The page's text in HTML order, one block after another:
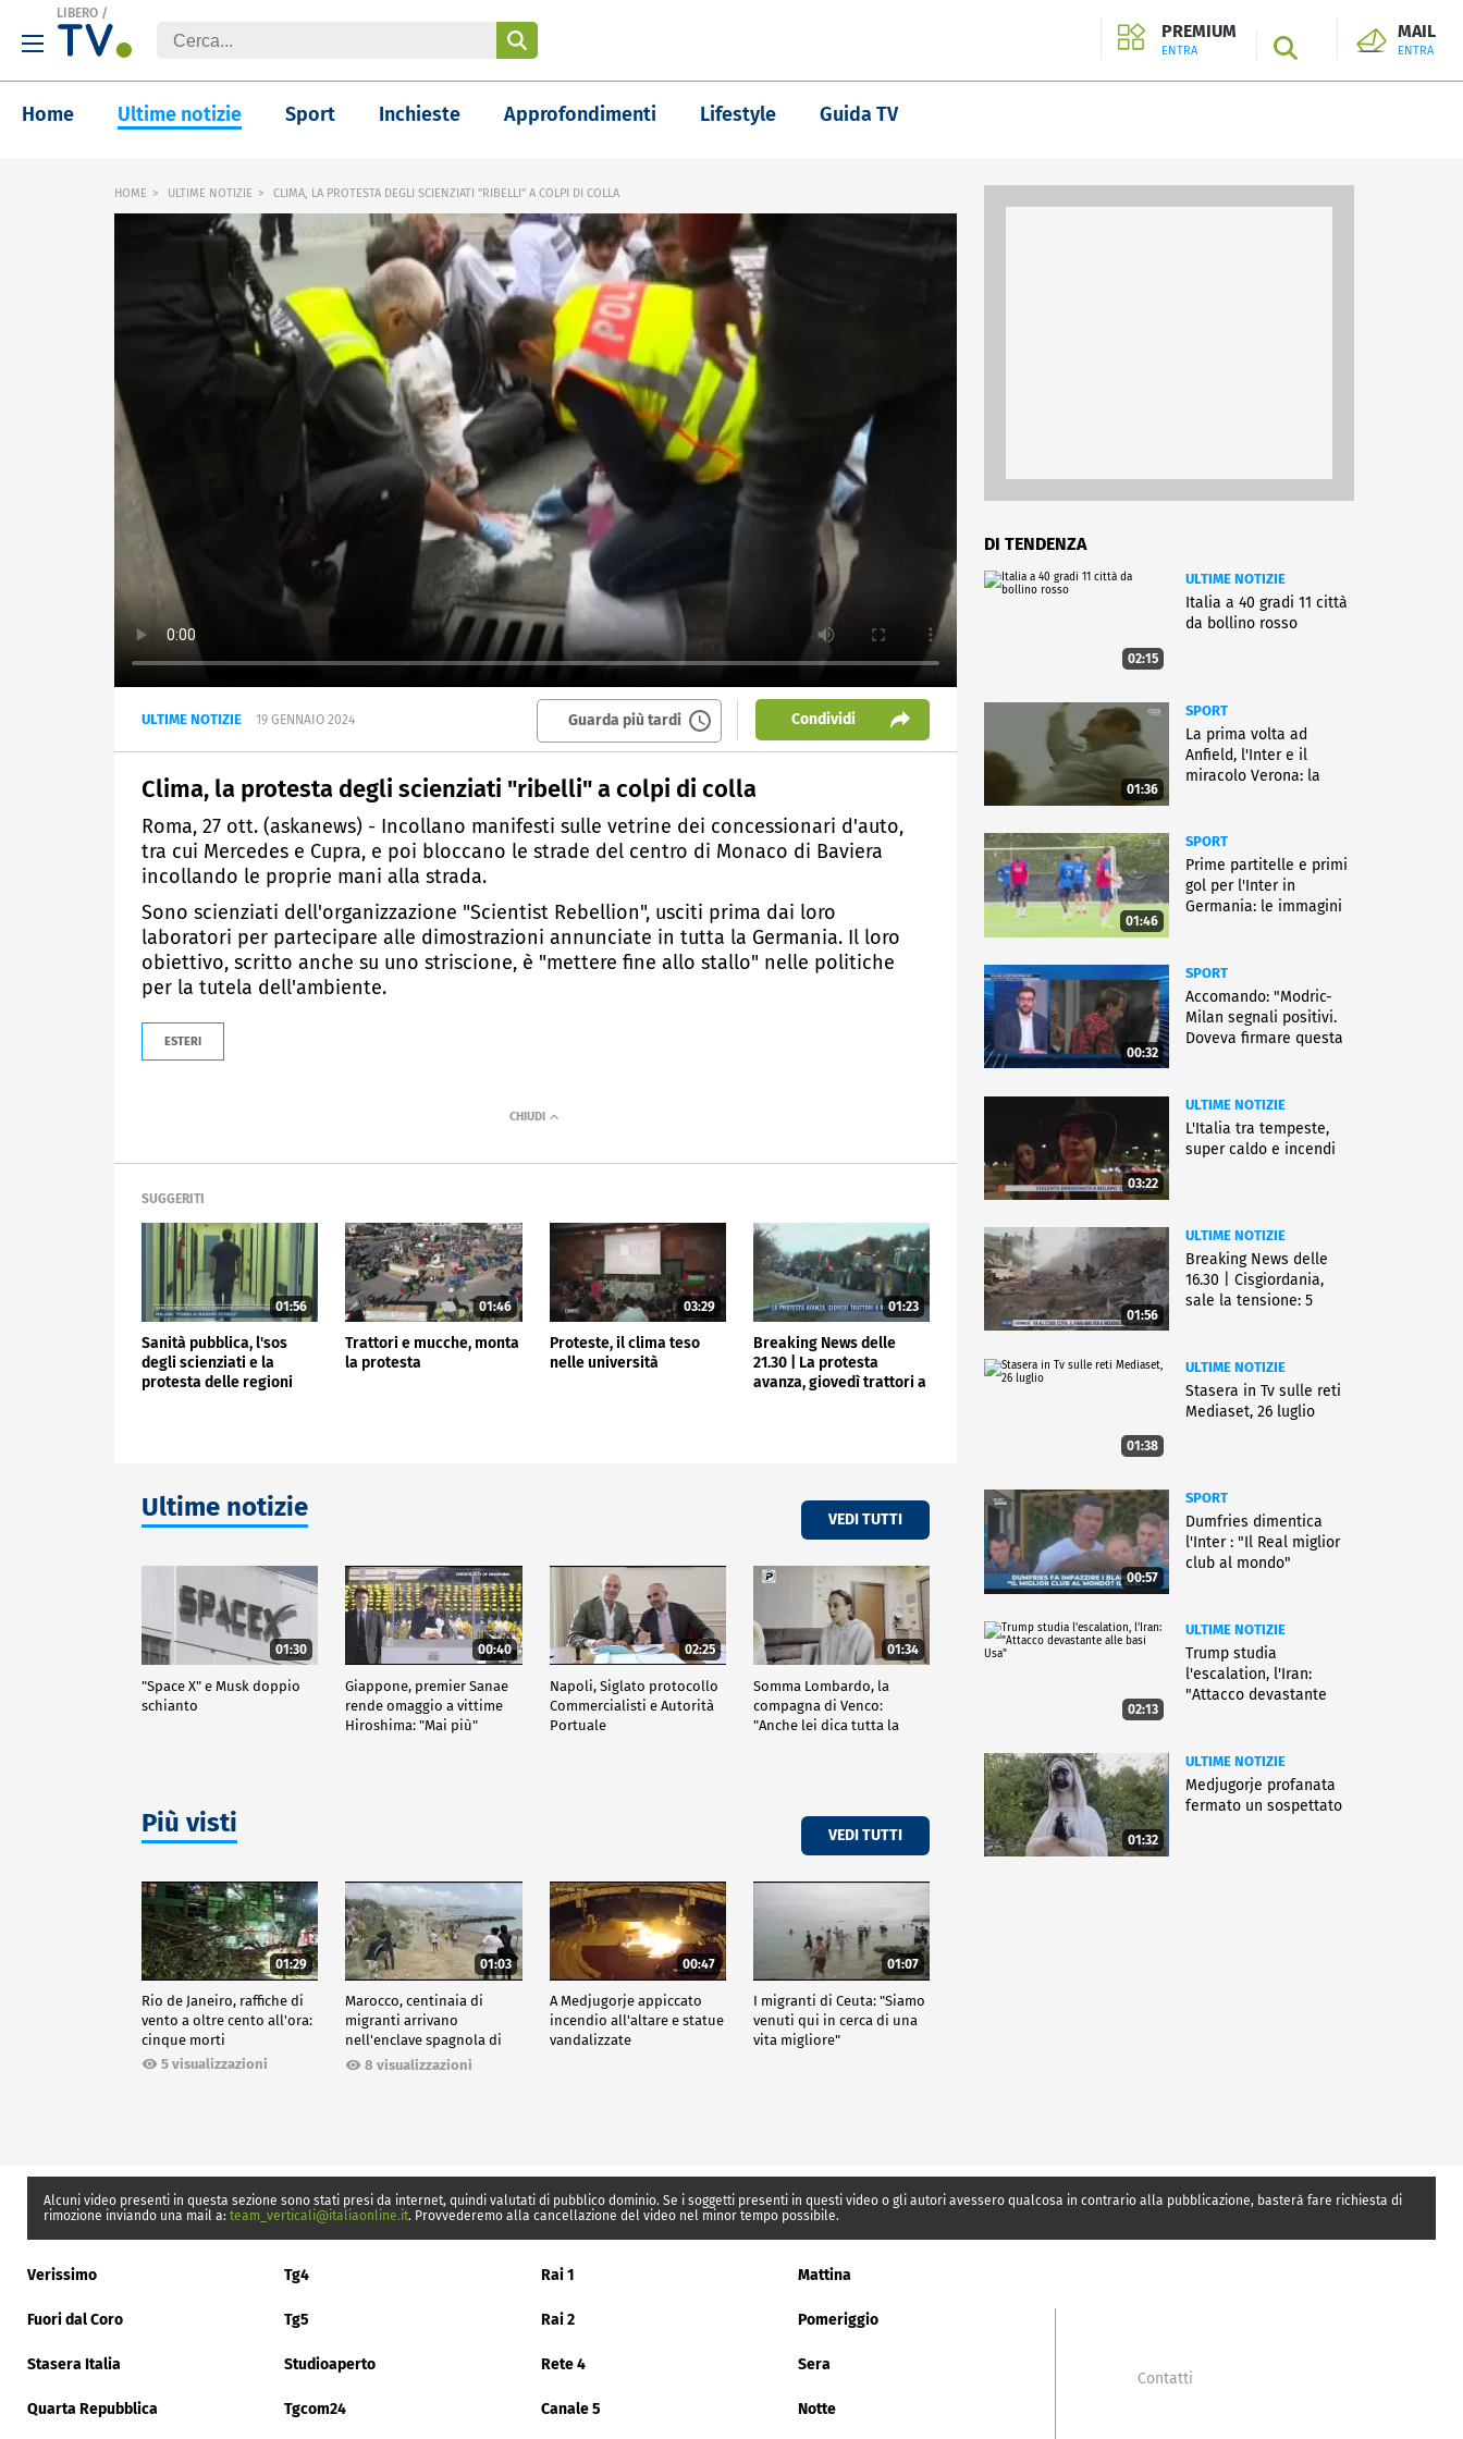
LIBERO /
PREMIUM
ENTRA SEARCH
MAIL
ENTRA
Home Ultime notizie Sport Inchieste Approfondimenti Lifestyle Guida TV
HOME ULTIME NOTIZIE CLIMA, LA PROTESTA DEGLI SCIENZIATI "RIBELLI" A COLPI DI COLLA
ULTIME NOTIZIE 19 GENNAIO 2024 Guarda più tardi Condividi
Clima, la protesta degli scienziati "ribelli" a colpi di colla
Roma, 27 ott. (askanews) - Incollano manifesti sulle vetrine dei concessionari d'auto,
tra cui Mercedes e Cupra, e poi bloccano le strade del centro di Monaco di Baviera
incollando le proprie mani alla strada.
Sono scienziati dell'organizzazione "Scientist Rebellion", usciti prima dai loro
laboratori per partecipare alle dimostrazioni annunciate in tutta la Germania. Il loro
obiettivo, scritto anche su uno striscione, è "mettere fine allo stallo" nelle politiche
per la tutela dell'ambiente.
ESTERI
SUGGERITI
01:56
Sanità pubblica, l'sos
degli scienziati e la
protesta delle regioni
01:46
Trattori e mucche, monta
la protesta
03:29
Proteste, il clima teso
nelle università
01:23
Breaking News delle
21.30 | La protesta
avanza, giovedì trattori a
Ultime notizie VEDI TUTTI
01:30
"Space X" e Musk doppio
schianto
00:40
Giappone, premier Sanae
rende omaggio a vittime
Hiroshima: "Mai più"
02:25
Napoli, Siglato protocollo
Commercialisti e Autorità
Portuale
01:34
Somma Lombardo, la
compagna di Venco:
"Anche lei dica tutta la
Più visti VEDI TUTTI
01:29
Rio de Janeiro, raffiche di
vento a oltre cento all'ora:
cinque morti
5 visualizzazioni
01:03
Marocco, centinaia di
migranti arrivano
nell'enclave spagnola di
Ceuta8 visualizzazioni
00:47
A Medjugorje appiccato
incendio all'altare e statue
vandalizzate
01:07
I migranti di Ceuta: "Siamo
venuti qui in cerca di una
vita migliore"
DI TENDENZA
02:15
ULTIME NOTIZIE
Italia a 40 gradi 11 città
da bollino rosso
01:36
SPORT
La prima volta ad
Anfield, l'Inter e il
miracolo Verona: la
01:46
SPORT
Prime partitelle e primi
gol per l'Inter in
Germania: le immagini
00:32
SPORT
Accomando: "Modric-
Milan segnali positivi.
Doveva firmare questa
03:22
ULTIME NOTIZIE
L'Italia tra tempeste,
super caldo e incendi
01:56
ULTIME NOTIZIE
Breaking News delle
16.30 | Cisgiordania,
sale la tensione: 5
01:38
ULTIME NOTIZIE
Stasera in Tv sulle reti
Mediaset, 26 luglio
00:57
SPORT
Dumfries dimentica
l'Inter : "Il Real miglior
club al mondo"
02:13
ULTIME NOTIZIE
Trump studia
l'escalation, l'Iran:
"Attacco devastante
01:32
ULTIME NOTIZIE
Medjugorje profanata
fermato un sospettato
Alcuni video presenti in questa sezione sono stati presi da internet, quindi valutati di pubblico dominio. Se i soggetti presenti in questi video o gli autori avessero qualcosa in contrario alla pubblicazione, basterà fare richiesta di
rimozione inviando una mail a: team_verticali@italiaonline.it. Provvederemo alla cancellazione del video nel minor tempo possibile.
Verissimo Tg4 Rai 1 Mattina
Fuori dal Coro Tg5 Rai 2 Pomeriggio
Stasera Italia Studioaperto Rete 4 Sera
Quarta Repubblica Tgcom24 Canale 5 Notte
Contatti